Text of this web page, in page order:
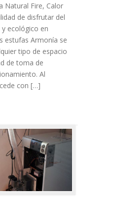
Natural Fire, Calor
de disfrutar del
ecológico en
estufas Armonía se
tipo de espacio
de toma de
Al
con […]